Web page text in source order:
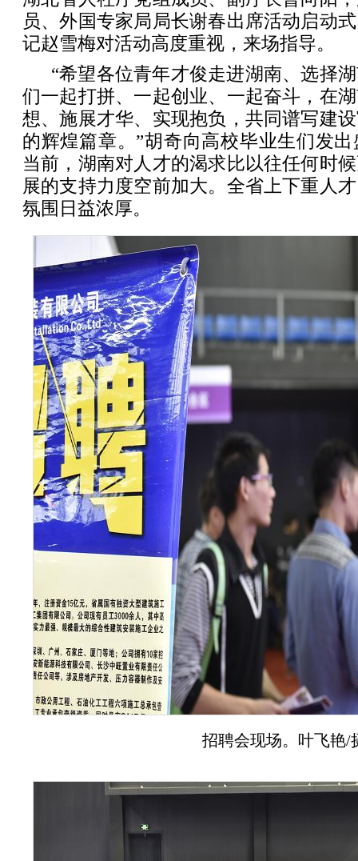
员、外国专家局局长谢春出席活动启动
记赵雪梅对活动高度重视，来场指导。
“希望各位青年才俊走进湖南、选择
们一起打拼、一起创业、一起奋斗，在
想、施展才华、实现抱负，共同谱写建
的辉煌篇章。”胡奇向高校毕业生们发
当前，湖南对人才的渴求比以往任何时
展的支持力度空前加大。全省上下重人
氛围日益浓厚。
招聘会现场。叶飞艳/